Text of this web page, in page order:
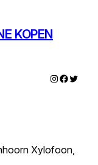
KOPEN
Instagram
Twitter
Xylofoon,